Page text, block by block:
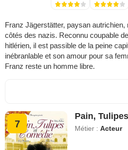
Franz Jägerstätter, paysan
côtés des nazis. Reconnu coupable
hitlérien, il est passible de la peine
inébranlable et son amour pour sa
Franz reste un homme libre.
7
Pain,
Métier :Acteur